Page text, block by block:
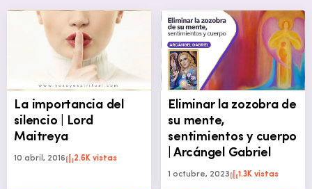
La importancia del
silencio | Lord
Maitreya
10 abril, 2016 2.6K vistas
Eliminar la zozobra de
su mente,
sentimientos y cuerpo
| Arcángel Gabriel
1 octubre, 2023 1.3K vistas